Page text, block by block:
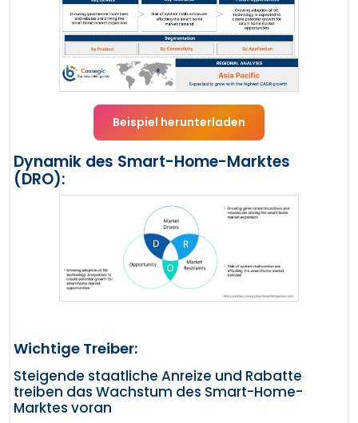
Beispiel herunterladen
Dynamik des Smart-Home-Marktes
(DRO):
Wichtige Treiber:
Steigende staatliche Anreize und Rabatte
treiben das Wachstum des Smart-Home-
Marktes voran